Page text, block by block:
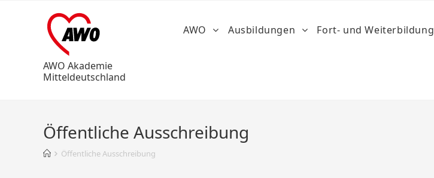
AWO Akademie
Mitteldeutschland
AWO Ausbildungen Fort- und Weiterbildung
Öffentliche Ausschreibung
Öffentliche Ausschreibung